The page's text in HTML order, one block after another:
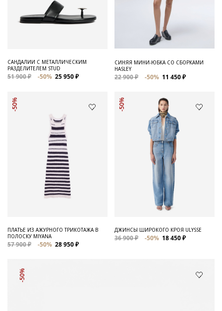
САНДАЛИИ С МЕТАЛЛИЧЕСКИМ
РАЗДЕЛИТЕЛЕМ STUD
51 900 ₽ -50% 25 950 ₽
СИНЯЯ МИНИ-ЮБКА СО СБОРКАМИ
HASLEY
22 900 ₽ -50% 11 450 ₽
-50%
ПЛАТЬЕ ИЗ АЖУРНОГО ТРИКОТАЖА В
ПОЛОСКУ MIYANA
57 900 ₽ -50% 28 950 ₽
-50%
ДЖИНСЫ ШИРОКОГО КРОЯ ULYSSE
36 900 ₽ -50% 18 450 ₽
-50%